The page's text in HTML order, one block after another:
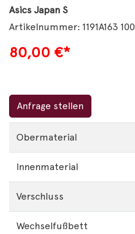
Asics Japan S
Artikelnummer: 1191A163 100
80,00 €*
Anfrage stellen
Obermaterial
Innenmaterial
Verschluss
Wechselfußbett